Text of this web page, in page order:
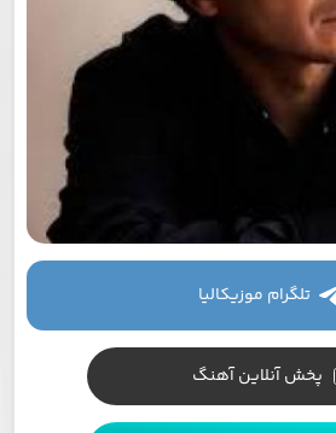
تلگرام موزیکالیا
پخش آنلاین آهنگ